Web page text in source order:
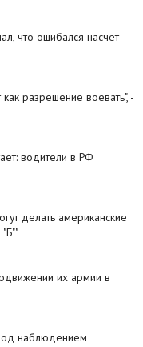
что ошибался насчет
как разрешение воевать", -
водители в РФ
делать американские
их армии в
наблюдением